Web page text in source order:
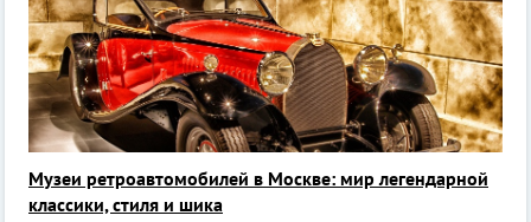
Музеи ретроавтомобилей в Москве: мир легендарной
классики, стиля и шика